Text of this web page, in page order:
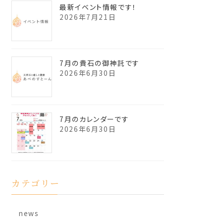
最新イベント情報です！
2026年7月21日
7月の貴石の御神託です
2026年6月30日
7月のカレンダーです
2026年6月30日
カテゴリー
news